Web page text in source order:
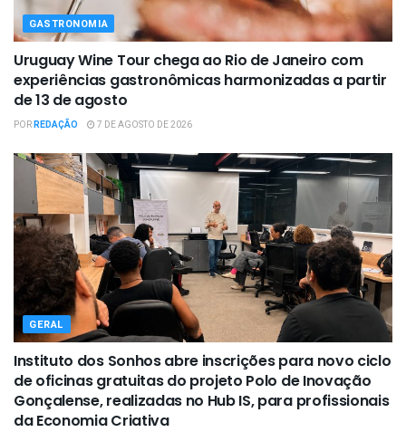
GASTRONOMIA
Uruguay Wine Tour chega ao Rio de Janeiro com
experiências gastronômicas harmonizadas a partir
de 13 de agosto
PORREDAÇÃO 7 DE AGOSTO DE 2026
GERAL
Instituto dos Sonhos abre inscrições para novo ciclo
de oficinas gratuitas do projeto Polo de Inovação
Gonçalense, realizadas no Hub IS, para profissionais
da Economia Criativa